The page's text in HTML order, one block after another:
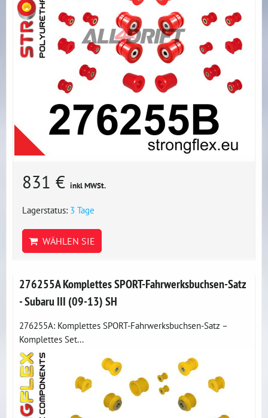
831 € inkl MWSt.
Lagerstatus: 3 Tage
WÄHLEN SIE
276255A Komplettes SPORT-Fahrwerksbuchsen-Satz
- Subaru III (09-13) SH
276255A: Komplettes SPORT-Fahrwerksbuchsen-Satz –
Komplettes Set...